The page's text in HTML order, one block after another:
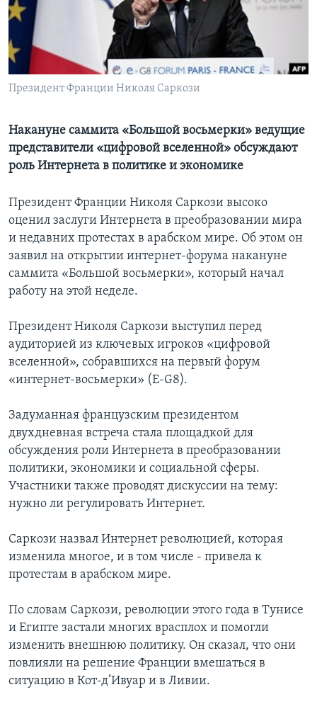
Learning English
СОЦИАЛЬНЫЕ СЕТИ
Языки
Президент Франции Николя Саркози
Накануне саммита «Большой восьмерки» ведущие
представители «цифровой вселенной» обсуждают
роль Интернета в политике и экономике
Президент Франции Николя Саркози высоко
оценил заслуги Интернета в преобразовании мира
и недавних протестах в арабском мире. Об этом он
заявил на открытии интернет-форума накануне
саммита «Большой восьмерки», который начал
работу на этой неделе.
Президент Николя Саркози выступил перед
аудиторией из ключевых игроков «цифровой
вселенной», собравшихся на первый форум
«интернет-восьмерки» (E-G8).
Задуманная французским президентом
двухдневная встреча стала площадкой для
обсуждения роли Интернета в преобразовании
политики, экономики и социальной сферы.
Участники также проводят дискуссии на тему:
нужно ли регулировать Интернет.
Саркози назвал Интернет революцией, которая
изменила многое, и в том числе - привела к
протестам в арабском мире.
По словам Саркози, революции этого года в Тунисе
и Египте застали многих врасплох и помогли
изменить внешнюю политику. Он сказал, что они
повлияли на решение Франции вмешаться в
ситуацию в Кот-д’Ивуар и в Ливии.